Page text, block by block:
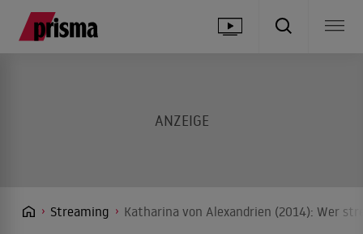
Streaming Katharina von Alexandrien (2014): Wer